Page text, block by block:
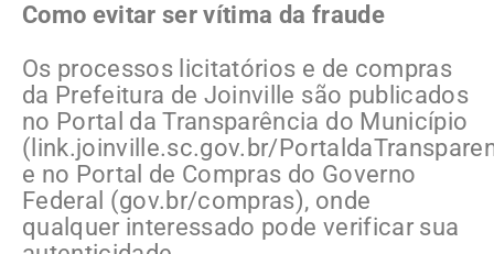
Como evitar ser vítima da fraude
Os processos licitatórios e de compras
da Prefeitura de Joinville são publicados
no Portal da Transparência do Município
(link.joinville.sc.gov.br/
e no Portal de Compras do Governo
Federal (gov.br/compras), onde
qualquer interessado pode verificar sua